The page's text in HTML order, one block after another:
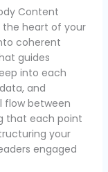
Content
the heart of your
coherent
guides
into each
and
flow between
that each point
your
engaged